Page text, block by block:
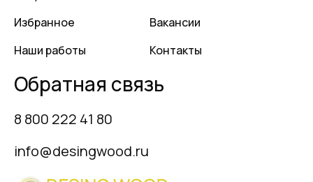
Избранное
Наши работы
Вакансии
Контакты
Обратная связь
8 800 222 41 80
info@desingwood.ru